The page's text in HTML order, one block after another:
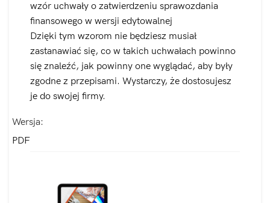
wzór uchwały o zatwierdzeniu sprawozdania
finansowego w wersji edytowalnej
Dzięki tym wzorom nie będziesz musiał
zastanawiać się, co w takich uchwałach powinno
się znaleźć, jak powinny one wyglądać, aby były
zgodne z przepisami. Wystarczy, że dostosujesz
je do swojej firmy.
Wersja
PDF